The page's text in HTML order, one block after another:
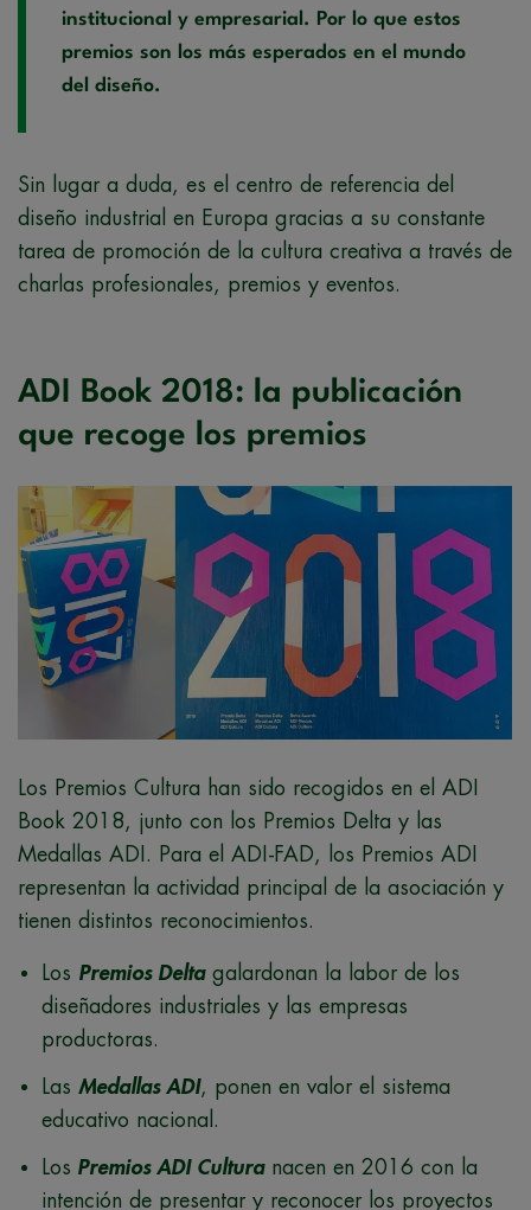
institucional y empresarial. Por lo que estos
premios son los más esperados en el mundo
del diseño.
Sin lugar a duda, es el centro de referencia del
diseño industrial en Europa gracias a su constante
tarea de promoción de la cultura creativa a través de
charlas profesionales, premios y eventos.
ADI Book 2018: la publicación
que recoge los premios
Los Premios Cultura han sido recogidos en el ADI
Book 2018, junto con los Premios Delta y las
Medallas ADI. Para el ADI-FAD, los Premios ADI
representan la actividad principal de la asociación y
tienen distintos reconocimientos.
Los Premios Deltagalardonan la labor de los
diseñadores industriales y las empresas
productoras.
Las Medallas ADI, ponen en valor el sistema
educativo nacional.
Los Premios ADI Culturanacen en 2016 con la
intención de presentar y reconocer los proyectos